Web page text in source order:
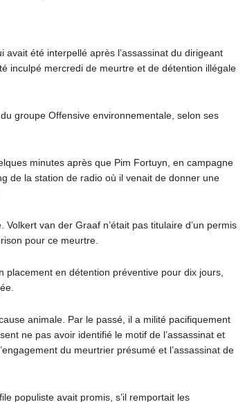
été interpellé après l’assassinat du dirigeant
inculpé mercredi de meurtre et de détention illégale
groupe Offensive environnementale, selon ses
minutes après que Pim Fortuyn, en campagne
de la station de radio où il venait de donner une
van der Graaf n’était pas titulaire d’un permis
pour ce meurtre.
placement en détention préventive pour dix jours,
animale. Par le passé, il a milité pacifiquement
ne pas avoir identifié le motif de l’assassinat et
du meurtrier présumé et l’assassinat de
populiste avait promis, s’il remportait les